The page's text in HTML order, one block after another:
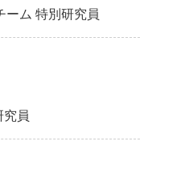
ーム 特別研究員
員